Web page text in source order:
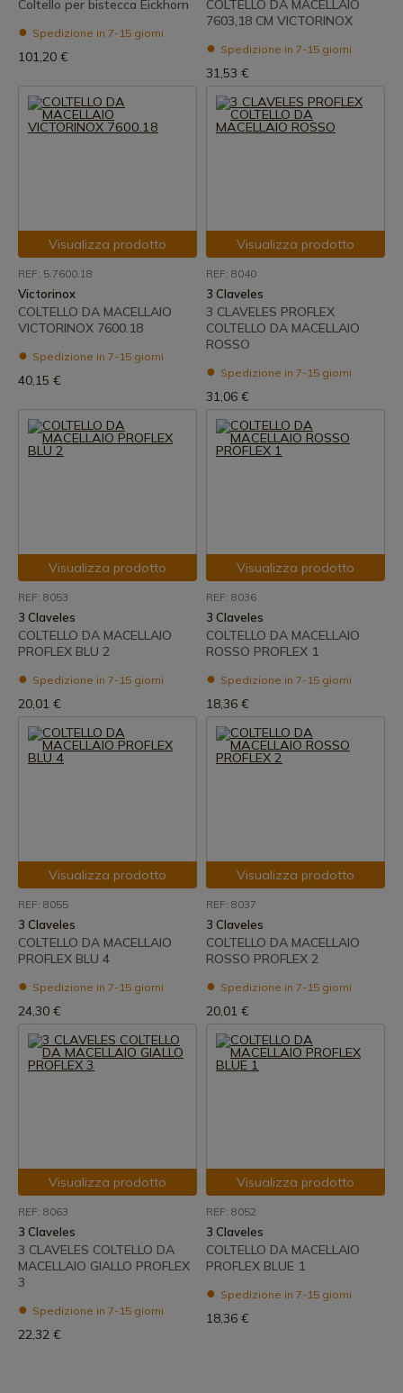
Coltello per bistecca Eickhorn
Spedizione in 7-15 giorni
101,20 €
COLTELLO DA MACELLAIO
7603,18 CM VICTORINOX
Spedizione in 7-15 giorni
31,53 €
Visualizza prodotto
REF: 5.7600.18
Victorinox
COLTELLO DA MACELLAIO
VICTORINOX 7600.18
Spedizione in 7-15 giorni
40,15 €
Visualizza prodotto
REF: 8040
3 Claveles
3 CLAVELES PROFLEX
COLTELLO DA MACELLAIO
ROSSO
Spedizione in 7-15 giorni
31,06 €
Visualizza prodotto
REF: 8053
3 Claveles
COLTELLO DA MACELLAIO
PROFLEX BLU 2
Spedizione in 7-15 giorni
20,01 €
Visualizza prodotto
REF: 8036
3 Claveles
COLTELLO DA MACELLAIO
ROSSO PROFLEX 1
Spedizione in 7-15 giorni
18,36 €
Visualizza prodotto
REF: 8055
3 Claveles
COLTELLO DA MACELLAIO
PROFLEX BLU 4
Spedizione in 7-15 giorni
24,30 €
Visualizza prodotto
REF: 8037
3 Claveles
COLTELLO DA MACELLAIO
ROSSO PROFLEX 2
Spedizione in 7-15 giorni
20,01 €
Visualizza prodotto
REF: 8063
3 Claveles
3 CLAVELES COLTELLO DA
MACELLAIO GIALLO PROFLEX
3
Spedizione in 7-15 giorni
22,32 €
Visualizza prodotto
REF: 8052
3 Claveles
COLTELLO DA MACELLAIO
PROFLEX BLUE 1
Spedizione in 7-15 giorni
18,36 €